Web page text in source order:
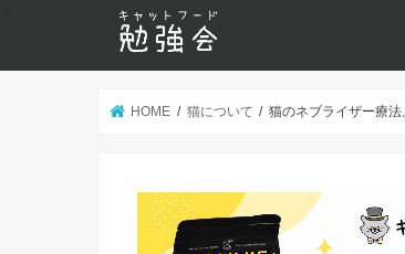
HOME 猫について 猫のネブライザー療